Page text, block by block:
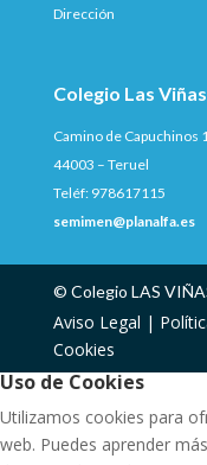
Dirección
Colegio Las Viñas
Camino de Capuchinos
44003 – Teruel
Teléf: 978617115
semimen@planalfa.es
© Colegio LAS
Aviso Legal |
Cookies
Uso de Cookies
Utilizamos cookies para
web. Puedes aprender